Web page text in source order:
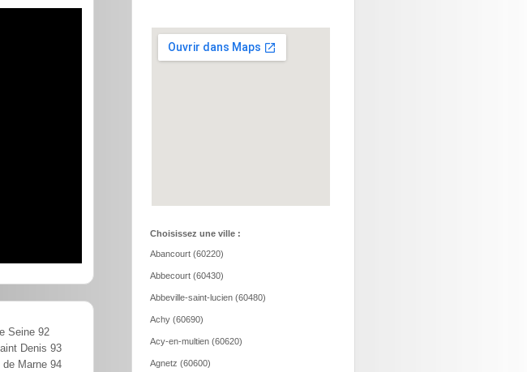
Seine 92
Denis 93
de Marne 94
Choisissez une ville :
Abancourt (60220)
Abbecourt (60430)
Abbeville-saint-lucien (60480)
Achy (60690)
Acy-en-multien (60620)
Agnetz (60600)